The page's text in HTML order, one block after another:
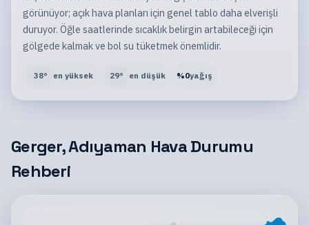
görünüyor; açık hava planları için genel tablo daha elverişli
duruyor. Öğle saatlerinde sıcaklık belirgin artabileceği için
gölgede kalmak ve bol su tüketmek önemlidir.
38° en yüksek 29° en düşük %0yağış
Gerger, Adıyaman Hava Durumu
Rehberi